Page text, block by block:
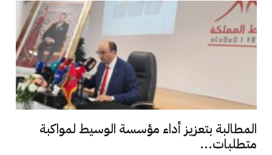
المطالبة بتعزيز أداء مؤسسة الوسيط لمواكبة
متطلبات...